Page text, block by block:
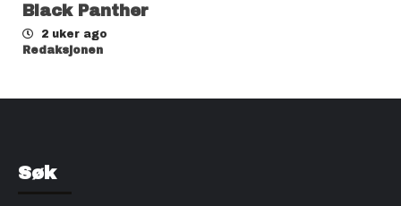
Black Panther
2 uker ago
Redaksjonen
Søk